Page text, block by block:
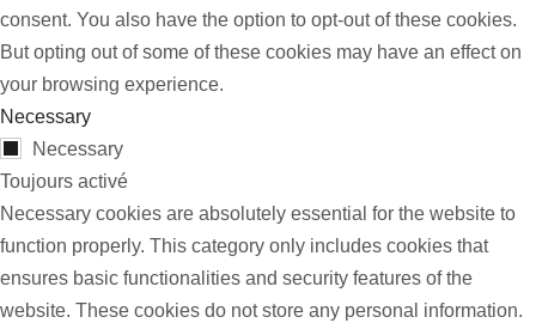
consent. You also have the option to opt-out of these cookies.
But opting out of some of these cookies may have an effect on
your browsing experience.
Necessary
Necessary
Toujours activé
Necessary cookies are absolutely essential for the website to
function properly. This category only includes cookies that
ensures basic functionalities and security features of the
website. These cookies do not store any personal information.